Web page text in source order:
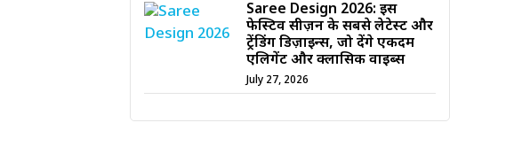
Saree Design 2026: इस
फेस्टिव सीज़न के सबसे लेटेस्ट और
ट्रेंडिंग डिज़ाइन्स, जो देंगे एकदम
एलिगेंट और क्लासिक वाइब्स
July 27, 2026